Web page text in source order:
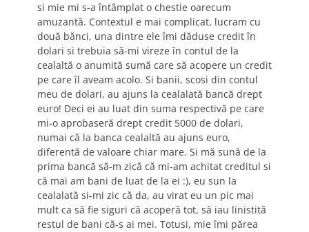
si mie mi s-a întâmplat o chestie oarecum
amuzantă. Contextul e mai complicat, lucram cu
două bănci, una dintre ele îmi dăduse credit în
dolari si trebuia să-mi vireze în contul de la
cealaltă o anumită sumă care să acopere un credit
pe care îl aveam acolo. Si banii, scosi din contul
meu de dolari, au ajuns la cealalată bancă drept
euro! Deci ei au luat din suma respectivă pe care
mi-o aprobaseră drept credit 5000 de dolari,
numai că la banca cealaltă au ajuns euro,
diferentă de valoare chiar mare. Si mă sună de la
prima bancă să-m zică că mi-am achitat creditul si
că mai am bani de luat de la ei :), eu sun la
cealalată si-mi zic că da, au virat eu un pic mai
mult ca să fie siguri că acoperă tot, să iau linistită
restul de bani că-s ai mei. Totusi, mie îmi părea